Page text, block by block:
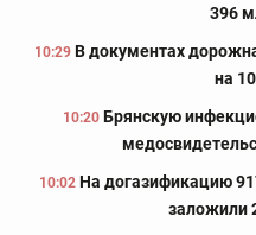
396
10:29 В документах
на
10:20 Брянскую
10:02 На догазификацию
заложили